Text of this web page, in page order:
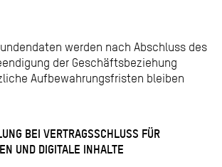
werden nach Abschluss des
der Geschäftsbeziehung
Aufbewahrungsfristen bleiben
BEI VERTRAGSSCHLUSS FÜR
UND DIGITALE INHALTE